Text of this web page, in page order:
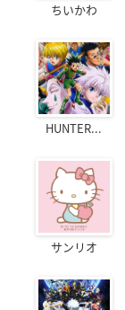
ちいかわ
HUNTER...
サンリオ